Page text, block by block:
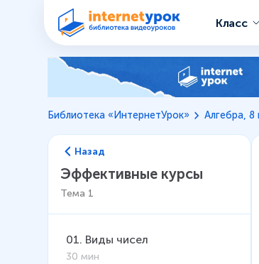
Класс
Библиотека «ИнтернетУрок» Алгебра, 8
Назад
Эффективные курсы
Тема 1
01. Виды чисел
30 мин